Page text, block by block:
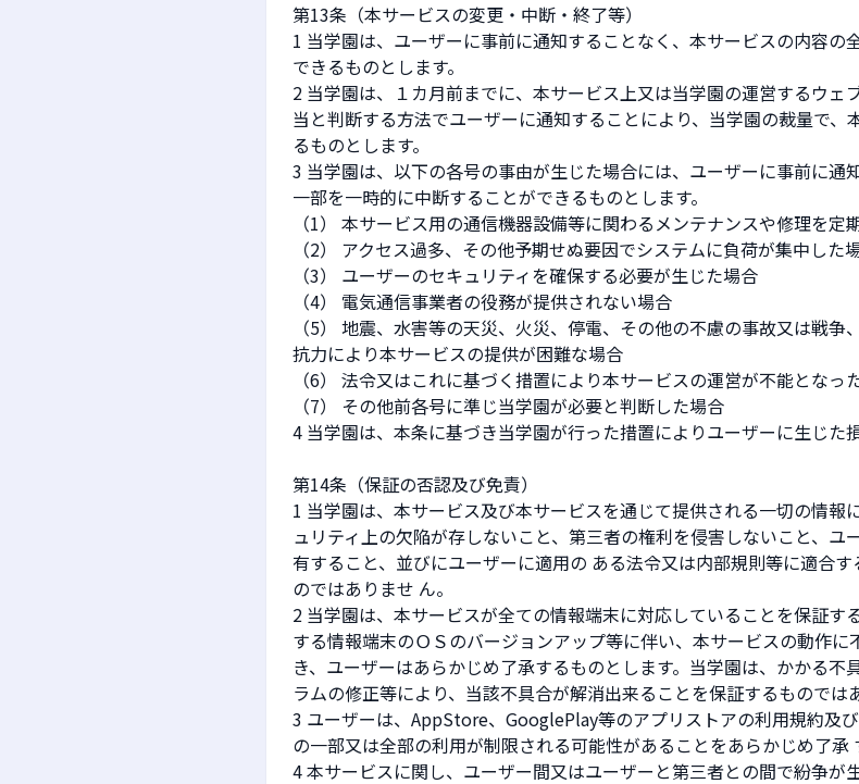
第13条（本サービスの変更・中断・終了等）
1 当学園は、ユーザーに事前に通知することなく、本サービスの内容の
できるものとします。
2 当学園は、１カ月前までに、本サービス上又は当学園の運営するウェ
当と判断する方法でユーザーに通知することにより、当学園の裁量で、
るものとします。
3 当学園は、以下の各号の事由が生じた場合には、ユーザーに事前に通
一部を一時的に中断することができるものとします。
（1） 本サービス用の通信機器設備等に関わるメンテナンスや修理を定
（2） アクセス過多、その他予期せぬ要因でシステムに負荷が集中した
（3） ユーザーのセキュリティを確保する必要が生じた場合
（4） 電気通信事業者の役務が提供されない場合
（5） 地震、水害等の天災、火災、停電、その他の不慮の事故又は戦
抗力により本サービスの提供が困難な場合
（6） 法令又はこれに基づく措置により本サービスの運営が不能となっ
（7） その他前各号に準じ当学園が必要と判断した場合
4 当学園は、本条に基づき当学園が行った措置によりユーザーに生じた
第14条（保証の否認及び免責）
1 当学園は、本サービス及び本サービスを通じて提供される一切の情報
ュリティ上の欠陥が存しないこと、第三者の権利を侵害しないこと、ユ
有すること、並びにユーザーに適用の ある法令又は内部規則等に適合
のではありませ ん。
2 当学園は、本サービスが全ての情報端末に対応していることを保証す
する情報端末のＯＳのバージョンアップ等に伴い、本サービスの動作
き、ユーザーはあらかじめ了承するものとします。当学園は、かかる
ラムの修正等により、当該不具合が解消出来ることを保証するものでは
3 ユーザーは、AppStore、GooglePlay等のアプリストアの利用規約及
の一部又は全部の利用が制限される可能性があることをあらかじめ了承
4 本サービスに関し、ユーザー間又はユーザーと第三者との間で紛争が